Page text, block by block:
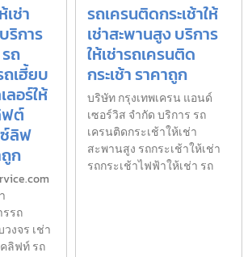
เช่า
ริการ
ถ
ถเฮี้ยบ
ลอร์ให้
ฟต์
ซ์ลิฟ
ก
รถ
งจร เช่า
ลิฟท์ รถ
รถเครนติดกระเช้าให้
เช่าสะพานสูง บริการ
ให้เช่ารถเครนติด
กระเช้า ราคาถูก
บริษัท กรุงเทพเครน แอนด์
เซอร์วิส จำกัด บริการ รถ
เครนติดกระเช้าให้เช่า
สะพานสูง รถกระเช้าให้เช่า
รถกระเช้าไฟฟ้าให้เช่า รถ